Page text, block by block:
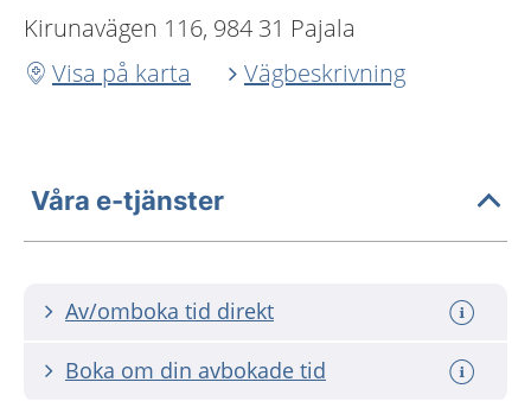
Kirunavägen 116, 984 31 Pajala
Visa på karta
Vägbeskrivning
Våra e-tjänster
Av/omboka tid direkt
Boka om din avbokade tid